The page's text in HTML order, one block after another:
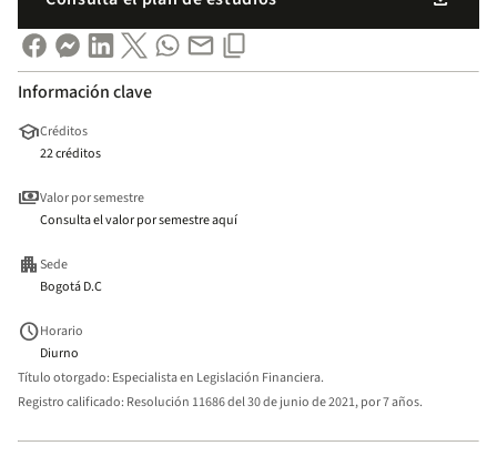
Información clave
schoolCréditos
22 créditos
paymentsValor por semestre
Consulta el valor por semestre aquí
apartmentSede
Bogotá D.C
scheduleHorario
Diurno
Título otorgado: Especialista en Legislación Financiera.
Registro calificado: Resolución 11686 del 30 de junio de 2021, por 7 años.